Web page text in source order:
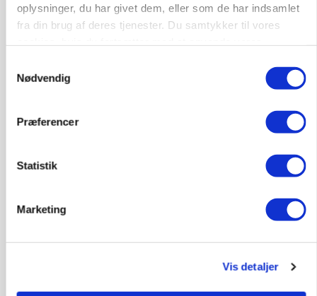
oplysninger, du har givet dem, eller som de har indsamlet
fra din brug af deres tjenester. Du samtykker til vores
Nødvendig
Præferencer
Statistik
Marketing
Vis detaljer
Annonce
Forserie til selvkørende skårlægger afprøves i år
Annonce